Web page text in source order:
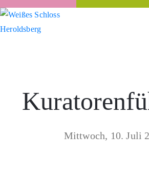
Mittwoch, 10. Juli